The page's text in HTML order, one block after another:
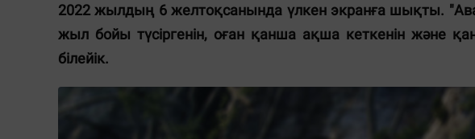
2022 жылдың 6 желтоқсанында үлкен экранға шықты.
жыл бойы түсіргенін, оған қанша ақша кеткенін және
білейік.